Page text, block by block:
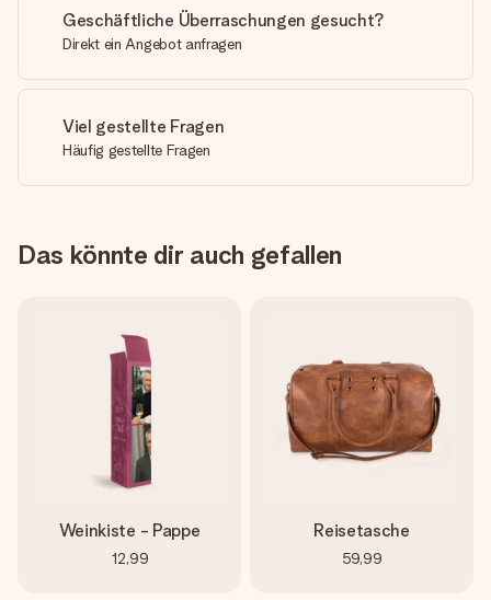
Geschäftliche Überraschungen gesucht?
Direkt ein Angebot anfragen
Viel gestellte Fragen
Häufig gestellte Fragen
Das könnte dir auch gefallen
Weinkiste - Pappe
12,99
Reisetasche
59,99